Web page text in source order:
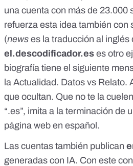
una cuenta con más de 23.000
refuerza esta idea también con
(news es la traducción al inglés
el.descodificador.es es otro
biografía tiene el siguiente
la Actualidad. Datos vs Relato.
que ocultan. Que no te la
“.es”, imita a la terminación de
página web en español.
Las cuentas también publican
generadas con IA. Con este